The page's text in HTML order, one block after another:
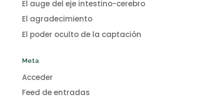
El auge del eje intestino-cerebro
El agradecimiento
El poder oculto de la captación
Meta
Acceder
Feed de entradas